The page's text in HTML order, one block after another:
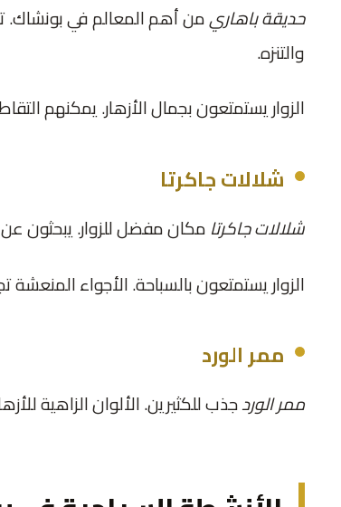
حديقة باهاريمن أهم المعالم في بونشاك.
والتنزه.
الزوار يستمتعون بجمال الأزهار. يمكنهم
شلالات جاكرتا
شلالات جاكرتامكان مفضل للزوار. يبحثون عن
الزوار يستمتعون بالسباحة. الأجواء المنعشة
ممر الورد
ممر الوردجذب للكثيرين. الألوان الزاهية